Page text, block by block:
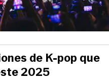
de K-pop que
2025